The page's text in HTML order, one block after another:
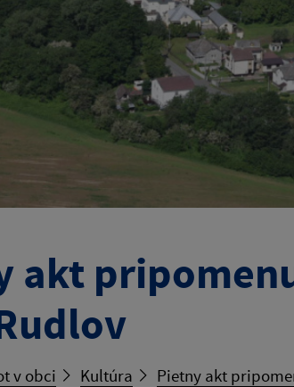
akt
v obci Kultúra Pietny akt